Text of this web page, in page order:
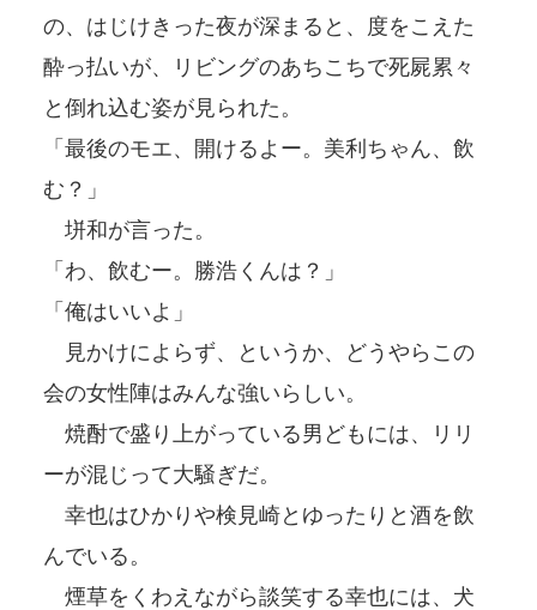
の、はじけきった夜が深まると、度をこえた
酔っ払いが、リビングのあちこちで死屍累々
と倒れ込む姿が見られた。
「最後のモエ、開けるよー。美利ちゃん、飲
む？」
垪和が言った。
「わ、飲むー。勝浩くんは？」
「俺はいいよ」
見かけによらず、というか、どうやらこの
会の女性陣はみんな強いらしい。
焼酎で盛り上がっている男どもには、リリ
ーが混じって大騒ぎだ。
幸也はひかりや検見崎とゆったりと酒を飲
んでいる。
煙草をくわえながら談笑する幸也には、犬